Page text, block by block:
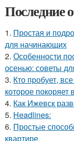
Последние
1. Простая и
для начинающих
2. Особенности
осенью: советы
3. Кто пробует,
которое покоряет
4. Как Ижевск
5. Headlines:
6. Простые
квартире